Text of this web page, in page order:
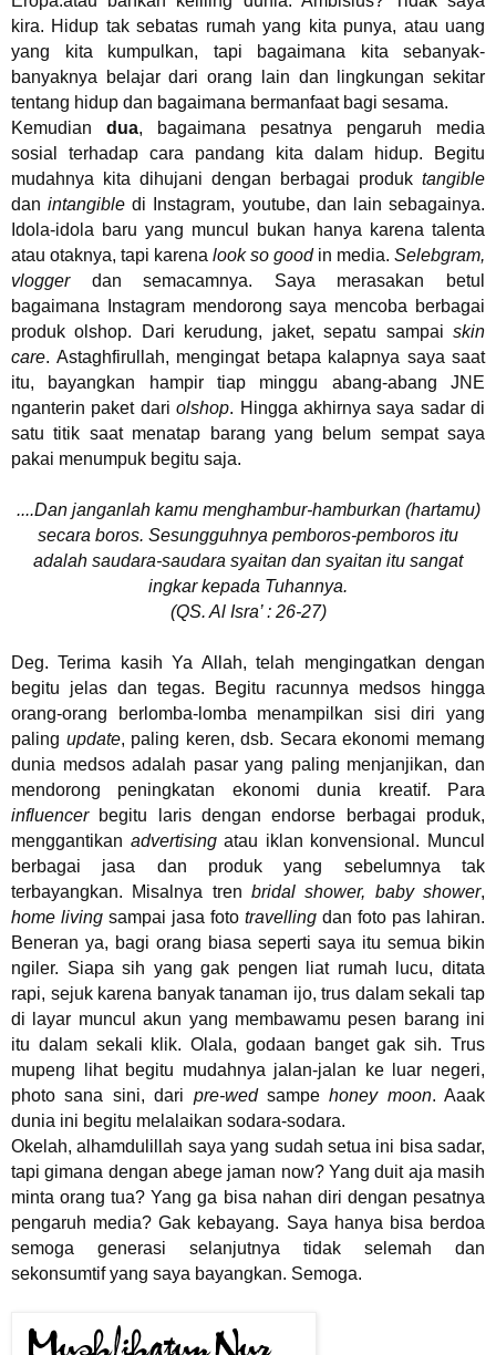
kira. Hidup tak sebatas rumah yang kita punya, atau uang
yang kita kumpulkan, tapi bagaimana kita sebanyak-
banyaknya belajar dari orang lain dan lingkungan sekitar
tentang hidup dan bagaimana bermanfaat bagi sesama.
Kemudian dua, bagaimana pesatnya pengaruh media
sosial terhadap cara pandang kita dalam hidup. Begitu
mudahnya kita dihujani dengan berbagai produk tangible
danintangible di Instagram, youtube, dan lain sebagainya.
Idola-idola baru yang muncul bukan hanya karena talenta
atau otaknya, tapi karena look so goodin media. Selebgram,
vloggerdan semacamnya. Saya merasakan betul
bagaimana Instagram mendorong saya mencoba berbagai
produk olshop. Dari kerudung, jaket, sepatu sampai skin
care. Astaghfirullah, mengingat betapa kalapnya saya saat
itu, bayangkan hampir tiap minggu abang-abang JNE
nganterin paket dariolshop. Hingga akhirnya saya sadar di
satu titik saat menatap barang yang belum sempat saya
pakai menumpuk begitu saja.
....Dan janganlah kamu menghambur-hamburkan (hartamu)
secara boros. Sesungguhnya pemboros-pemboros itu
adalah saudara-saudara syaitan dan syaitan itu sangat
ingkar kepada Tuhannya.
(QS. Al Isra’ : 26-27)
Deg. Terima kasih Ya Allah, telah mengingatkan dengan
begitu jelas dan tegas. Begitu racunnya medsos hingga
orang-orang berlomba-lomba menampilkan sisi diri yang
paling update, paling keren, dsb. Secara ekonomi memang
dunia medsos adalah pasar yang paling menjanjikan, dan
mendorong peningkatan ekonomi dunia kreatif. Para
influencerbegitu laris dengan endorse berbagai produk,
menggantikan advertisingatau iklan konvensional. Muncul
berbagai jasa dan produk yang sebelumnya tak
terbayangkan. Misalnya tren bridal shower, baby shower,
home living sampai jasa foto travelling dan foto pas lahiran.
Beneran ya, bagi orang biasa seperti saya itu semua bikin
ngiler. Siapa sih yang gak pengen liat rumah lucu, ditata
rapi, sejuk karena banyak tanaman ijo, trus dalam sekali tap
di layar muncul akun yang membawamu pesen barang ini
itu dalam sekali klik. Olala, godaan banget gak sih. Trus
mupeng lihat begitu mudahnya jalan-jalan ke luar negeri,
photo sana sini, dari pre-wedsampehoney moon. Aaak
dunia ini begitu melalaikan sodara-sodara.
Okelah, alhamdulillah saya yang sudah setua ini bisa sadar,
tapi gimana dengan abege jaman now? Yang duit aja masih
minta orang tua? Yang ga bisa nahan diri dengan pesatnya
pengaruh media? Gak kebayang. Saya hanya bisa berdoa
semoga generasi selanjutnya tidak selemah dan
sekonsumtif yang saya bayangkan. Semoga.